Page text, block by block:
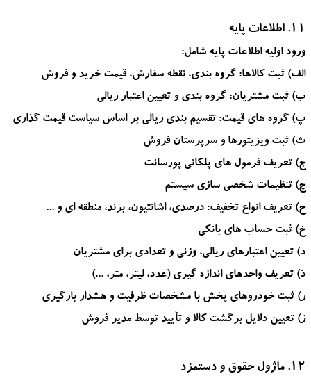
11. اطلاعات پایه
ورود اولیه اطلاعات پایه شامل:
الف) ثبت کالاها: گروه بندی، نقطه سفارش، قیمت خرید و فروش
ب) ثبت مشتریان: گروه بندی و تعیین اعتبار ریالی
پ) گروه های قیمت: تقسیم بندی ریالی بر اساس سیاست قیمت گذاری
ث) ثبت ویزیتورها و سرپرستان فروش
ج) تعریف فرمول های پلکانی پورسانت
چ) تنظیمات شخصی سازی سیستم
ح) تعریف انواع تخفیف: درصدی، اشانتیون، برند، منطقه ای و ...
خ) ثبت حساب های بانکی
د) تعیین اعتبارهای ریالی، وزنی و تعدادی برای مشتریان
ذ) تعریف واحدهای اندازه گیری (عدد، لیتر، متر، ...)
ر) ثبت خودروهای پخش با مشخصات ظرفیت و هشدار بارگیری
ز) تعیین دلایل برگشت کالا و تأیید توسط مدیر فروش
12. ماژول حقوق و دستمزد